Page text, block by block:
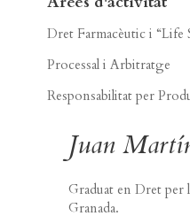
Dret Farmacèutic i “Life
Processal i Arbitratge
Responsabilitat per
Juan
Graduat en Dret per
Granada.